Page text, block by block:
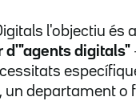
l'objectiu
d'"agents digitals"
departament o